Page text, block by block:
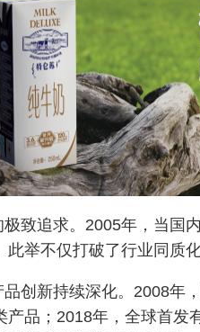
致追求。 2005年，当国
举不仅打破了行业同质
创新持续深化。 2008年
品；2018年，全球首